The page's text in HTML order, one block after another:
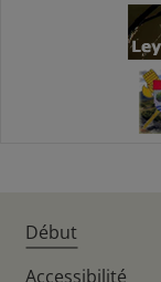
Début
Accessibilité